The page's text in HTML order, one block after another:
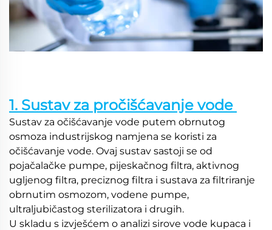
1. Sustav za pročišćavanje vode
Sustav za očišćavanje vode putem obrnutog
osmoza industrijskog namjena se koristi za
očišćavanje vode. Ovaj sustav sastoji se od
pojačalačke pumpe, pijeskačnog filtra, aktivnog
ugljenog filtra, preciznog filtra i sustava za filtriranje
obrnutim osmozom, vodene pumpe,
ultraljubičastog sterilizatora i drugih.
U skladu s izvješćem o analizi sirove vode kupaca i